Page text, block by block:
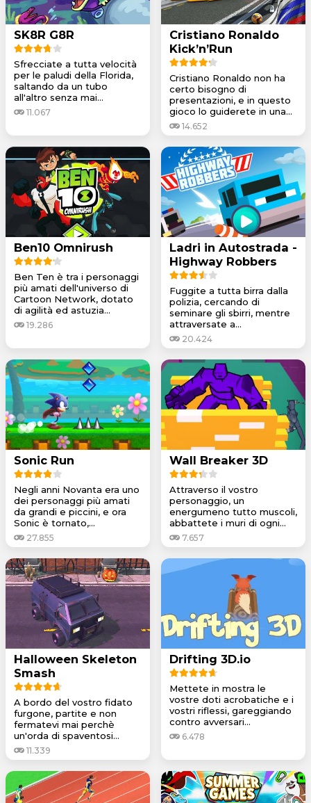
SK8R G8R
Sfrecciate a tutta velocità
per le paludi della Florida,
saltando da un tubo
all'altro senza mai...
11.067
Cristiano Ronaldo
Kick’n’Run
Cristiano Ronaldo non ha
certo bisogno di
presentazioni, e in questo
gioco lo guiderete in una...
14.652
Ben10 Omnirush
Ben Ten è tra i personaggi
più amati dell'universo di
Cartoon Network, dotato
di agilità ed astuzia...
19.286
Ladri in Autostrada -
Highway Robbers
Fuggite a tutta birra dalla
polizia, cercando di
seminare gli sbirri, mentre
attraversate a...
20.424
Sonic Run
Negli anni Novanta era uno
dei personaggi più amati
da grandi e piccini, e ora
Sonic è tornato,...
27.855
Wall Breaker 3D
Attraverso il vostro
personaggio, un
energumeno tutto muscoli,
abbattete i muri di ogni...
7.657
Halloween Skeleton
Smash
A bordo del vostro fidato
furgone, partite e non
fermatevi mai perchè
un'orda di spaventosi...
11.339
Drifting 3D.io
Mettete in mostra le
vostre doti acrobatiche e i
vostri riflessi, gareggiando
contro avversari...
6.478